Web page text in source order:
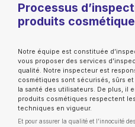
Processus
produits
Notre équipe est constituée
vous proposer des services
qualité. Notre inspecteur est
cosmétiques sont sécurisés, sûrs
la santé des utilisateurs. De plus, il
produits cosmétiques respectent
techniques en vigueur.
Et pour assurer la qualité et l’innocuité